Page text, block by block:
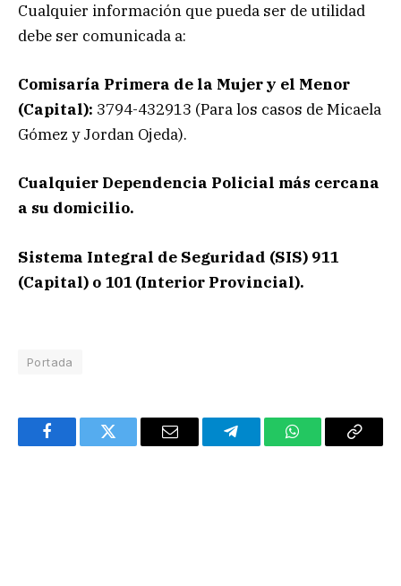
Cualquier información que pueda ser de utilidad
debe ser comunicada a:
Comisaría Primera de la Mujer y el Menor
(Capital): 3794-432913 (Para los casos de Micaela
Gómez y Jordan Ojeda).
Cualquier Dependencia Policial más cercana
a su domicilio.
Sistema Integral de Seguridad (SIS) 911
(Capital) o 101 (Interior Provincial).
Portada
FacebookTwitter Email TelegramWhatsAppCopy